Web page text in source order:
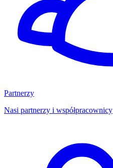
Partnerzy
Nasi partnerzy i współpracownicy